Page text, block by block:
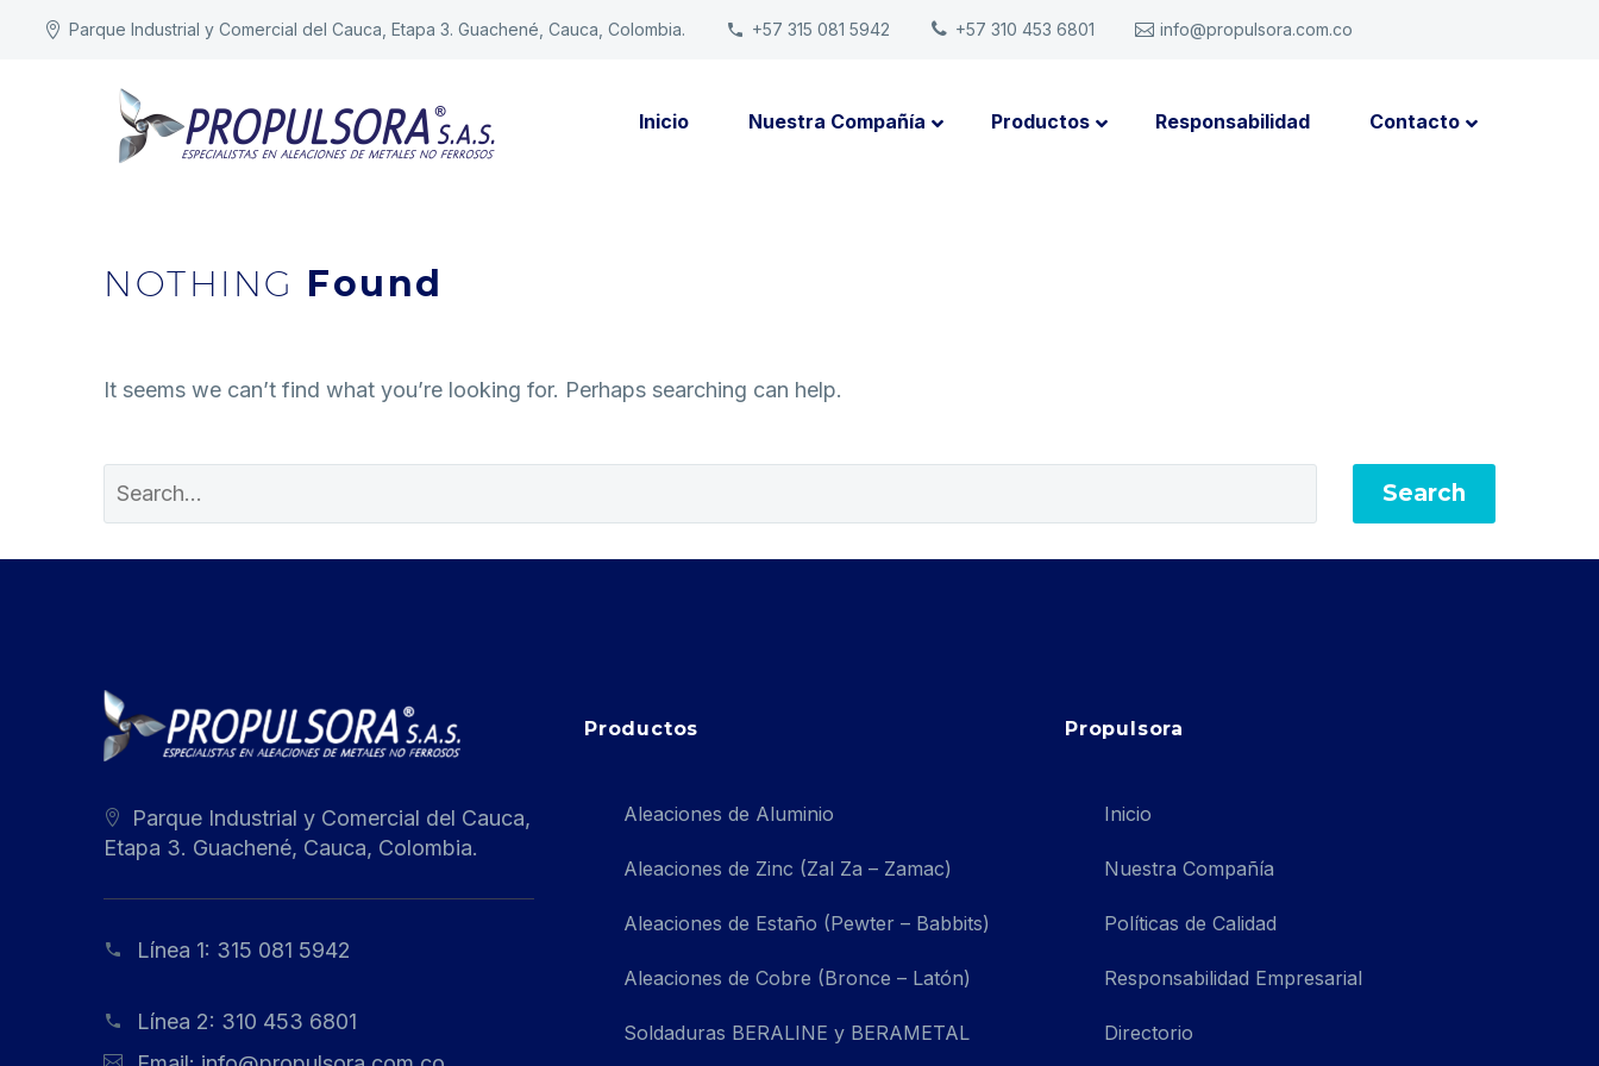
Parque Industrial y Comercial del Cauca, Etapa 3. Guachené, Cauca, Colombia. +57 315 081 5942 +57 310 453 6801 info@propulsora.com.co
Inicio Nuestra Compañía Productos Responsabilidad Contacto
NOTHING Found
It seems we can’t find what you’re looking for. Perhaps searching can help.
Search
Parque Industrial y Comercial del Cauca,
Etapa 3. Guachené, Cauca, Colombia.
Línea 1: 315 081 5942
Línea 2: 310 453 6801
Productos
Aleaciones de Aluminio
Aleaciones de Zinc (Zal Za – Zamac)
Aleaciones de Estaño (Pewter – Babbits)
Aleaciones de Cobre (Bronce – Latón)
Soldaduras BERALINE y BERAMETAL
Propulsora
Inicio
Nuestra Compañía
Políticas de Calidad
Responsabilidad Empresarial
Directorio